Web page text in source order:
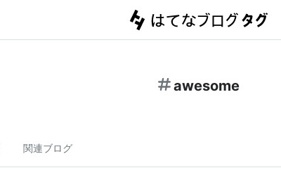
awesome
関連ブログ